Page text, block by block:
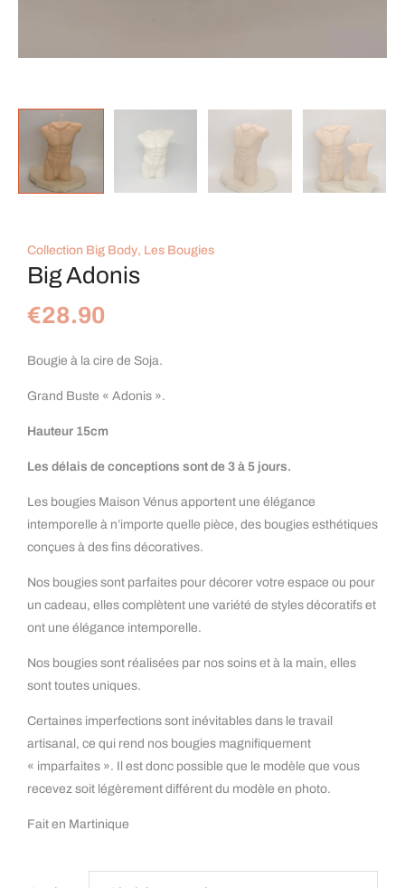
Collection Big Body, Les Bougies
Big Adonis
€28.90
Bougie à la cire de Soja.
Grand Buste « Adonis ».
Hauteur 15cm
Les délais de conceptions sont de 3 à 5 jours.
Les bougies Maison Vénus apportent une élégance
intemporelle à n’importe quelle pièce, des bougies esthétiques
conçues à des fins décoratives.
Nos bougies sont parfaites pour décorer votre espace ou pour
un cadeau, elles complètent une variété de styles décoratifs et
ont une élégance intemporelle.
Nos bougies sont réalisées par nos soins et à la main, elles
sont toutes uniques.
Certaines imperfections sont inévitables dans le travail
artisanal, ce qui rend nos bougies magnifiquement
« imparfaites ». Il est donc possible que le modèle que vous
recevez soit légèrement différent du modèle en photo.
Fait en Martinique